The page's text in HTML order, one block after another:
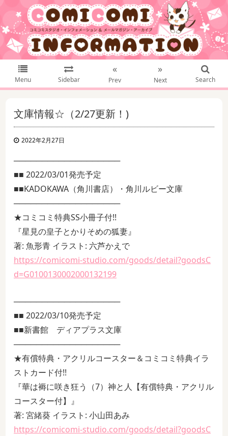
Menu Sidebar
«
Prev
»
Next Search
文庫情報☆（2/27更新！)
2022年2月27日
───────────────────
■■ 2022/03/01発売予定
■■KADOKAWA（角川書店）・角川ルビー文庫
───────────────────
★コミコミ特典SS小冊子付!!
『星見の皇子とかりそめの狐妻』
著: 魚形青 イラスト: 六芦かえで
https://comicomi-studio.com/goods/detail?goodsC
d=G0100130002000132199
───────────────────
■■ 2022/03/10発売予定
■■新書館 ディアプラス文庫
───────────────────
★有償特典・アクリルコースター＆コミコミ特典イラ
ストカード付!!
『華は褥に咲き狂う（7）神と人【有償特典・アクリル
コースター付】』
著: 宮緒葵 イラスト: 小山田あみ
https://comicomi-studio.com/goods/detail?goodsC